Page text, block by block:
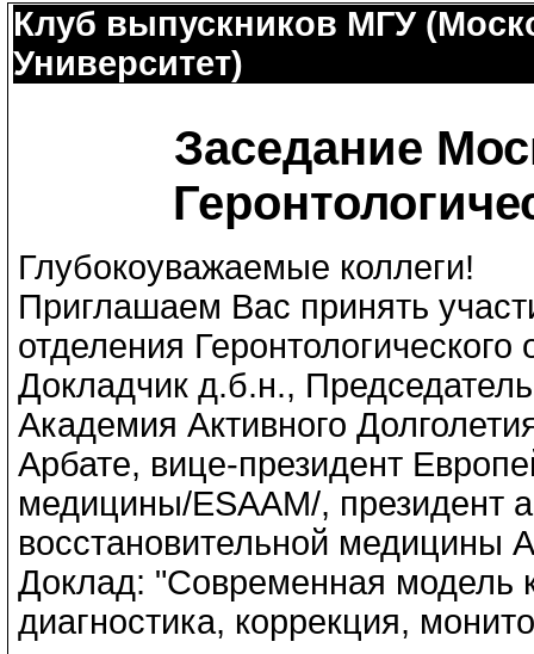
Клуб выпускников МГУ
Университет)
Заседание
Глубокоуважаемые коллеги!
Приглашаем Вас принять
отделения
Докладчик д.б.н.,
Академия Активного
Арбате, вице-президент
медицины/ESAAM/, президент
восстановительной медицины
Доклад: "Современная модель
диагностика, коррекция,